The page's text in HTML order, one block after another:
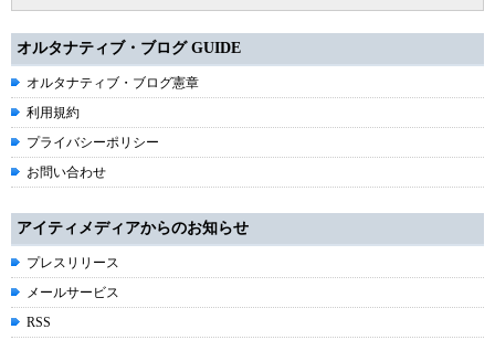
オルタナティブ・ブログ GUIDE
オルタナティブ・ブログ憲章
利用規約
プライバシーポリシー
お問い合わせ
アイティメディアからのお知らせ
プレスリリース
メールサービス
RSS